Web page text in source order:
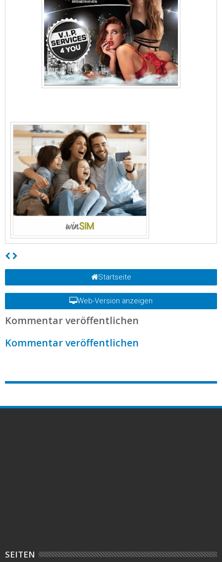
Startseite
Web-Version anzeigen
Kommentar veröffentlichen
Kommentar veröffentlichen
SEITEN